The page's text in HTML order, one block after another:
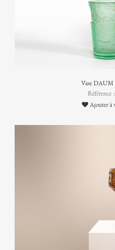
Vase
Référence
Ajouter à